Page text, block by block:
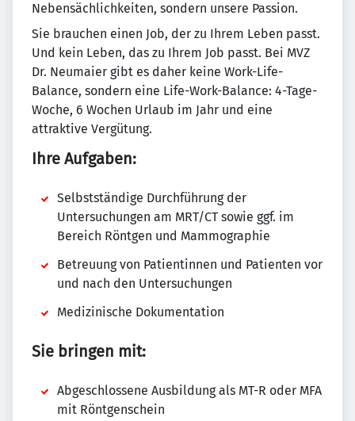
Nebensächlichkeiten, sondern unsere Passion.
Sie brauchen einen Job, der zu Ihrem Leben passt.
Und kein Leben, das zu Ihrem Job passt. Bei MVZ
Dr. Neumaier gibt es daher keine Work-Life-
Balance, sondern eine Life-Work-Balance: 4-Tage-
Woche, 6 Wochen Urlaub im Jahr und eine
attraktive Vergütung.
Ihre Aufgaben:
Selbstständige Durchführung der
Untersuchungen am MRT/CT sowie ggf. im
Bereich Röntgen und Mammographie
Betreuung von Patientinnen und Patienten vor
und nach den Untersuchungen
Medizinische Dokumentation
Sie bringen mit:
Abgeschlossene Ausbildung als MT-R oder MFA
mit Röntgenschein